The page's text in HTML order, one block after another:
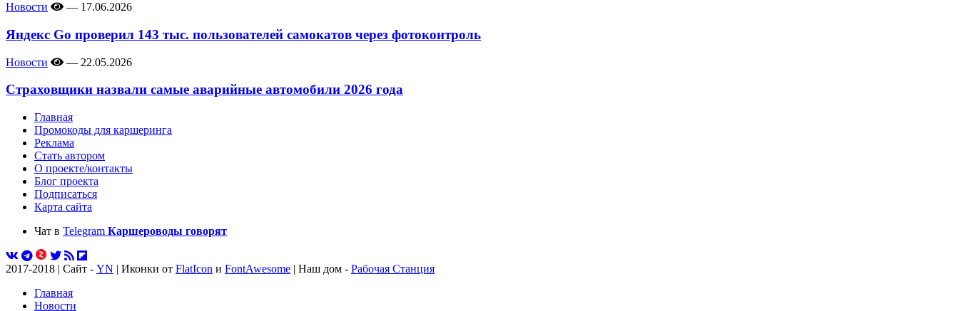
Новости — 17.06.2026
Яндекс Go проверил 143 тыс. пользователей самокатов через фотоконтроль
Новости — 22.05.2026
Страховщики назвали самые аварийные автомобили 2026 года
Главная
Промокоды для каршеринга
Реклама
Стать автором
О проекте/контакты
Блог проекта
Подписаться
Карта сайта
Чат в Telegram Каршероводы говорят
2017-2018 | Сайт - YN | Иконки от FlatIcon и FontAwesome | Наш дом - Рабочая Станция
Главная
Новости